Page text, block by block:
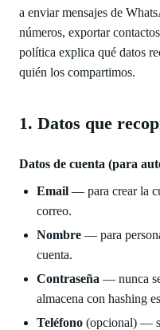
a enviar mensajes de
números, exportar
política explica qué datos
quién los compartimos.
1. Datos que
Datos de cuenta (para
Email — para crear la
correo.
Nombre — para
cuenta.
Contraseña — nunca
almacena con hashing
Teléfono (opcional) —